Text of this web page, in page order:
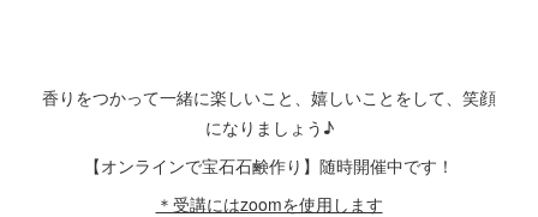
香りをつかって一緒に楽しいこと、嬉しいことをして、笑顔
になりましょう♪
【オンラインで宝石石鹸作り】随時開催中です！
＊受講にはzoomを使用します